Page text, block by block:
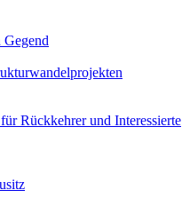
Gegend
Rückkehrer und Interessierte